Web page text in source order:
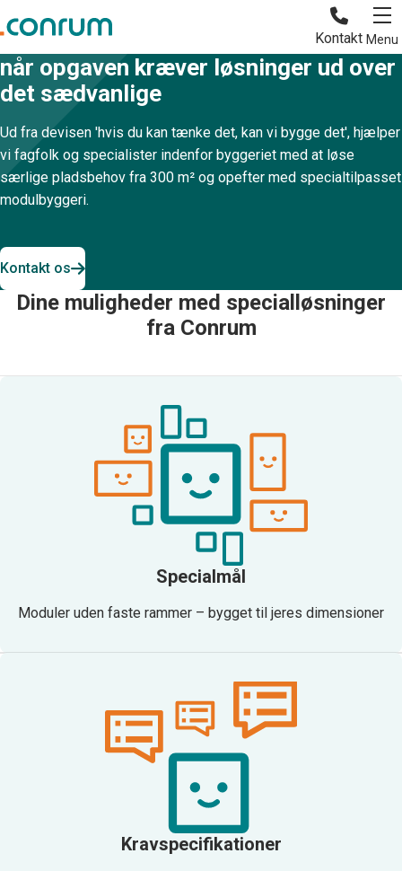
Kontakt Menu
Conrum er din professionelle partner
når opgaven kræver løsninger ud over
det sædvanlige
Ud fra devisen 'hvis du kan tænke det, kan vi bygge det', hjælper
vi fagfolk og specialister indenfor byggeriet med at løse
særlige pladsbehov fra 300 m² og opefter med specialtilpasset
modulbyggeri.
Kontakt os
Dine muligheder med specialløsninger
fra Conrum
Specialmål
Moduler uden faste rammer – bygget til jeres dimensioner
Kravspecifikationer